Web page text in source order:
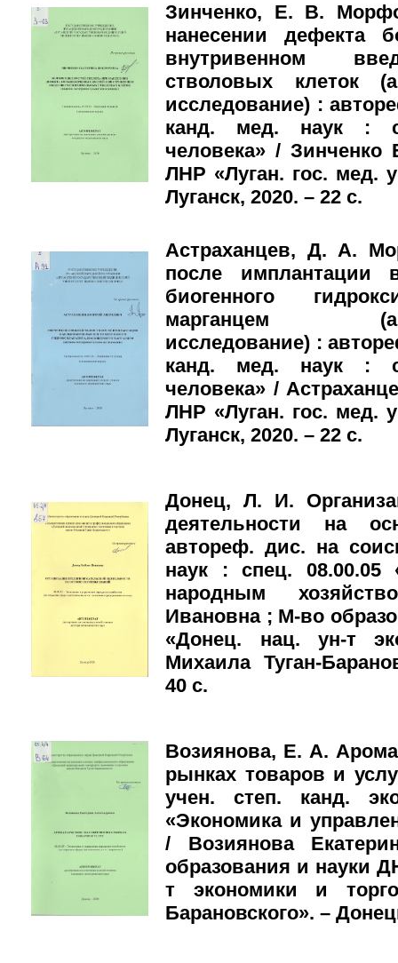
Зинченко, Е. В.
нанесении дефекта
внутривенном
стволовых клеток
исследование) :
канд. мед. наук :
человека» / Зинченко
ЛНР «Луган. гос. мед.
Луганск, 2020. – 22 с.
Астраханцев, Д. А.
после имплантации
биогенного
марганцем
исследование) :
канд. мед. наук :
человека» /
ЛНР «Луган. гос. мед.
Луганск, 2020. – 22 с.
Донец, Л. И.
деятельности на
автореф. дис. на
наук : спец. 08.00.05
народным
Ивановна ; М-во
«Донец. нац. ун-т
Михаила Туган-
40 с.
Возиянова, Е. А.
рынках товаров и
учен. степ. канд.
«Экономика и
/ Возиянова
образования и науки
т экономики и
Барановского». –